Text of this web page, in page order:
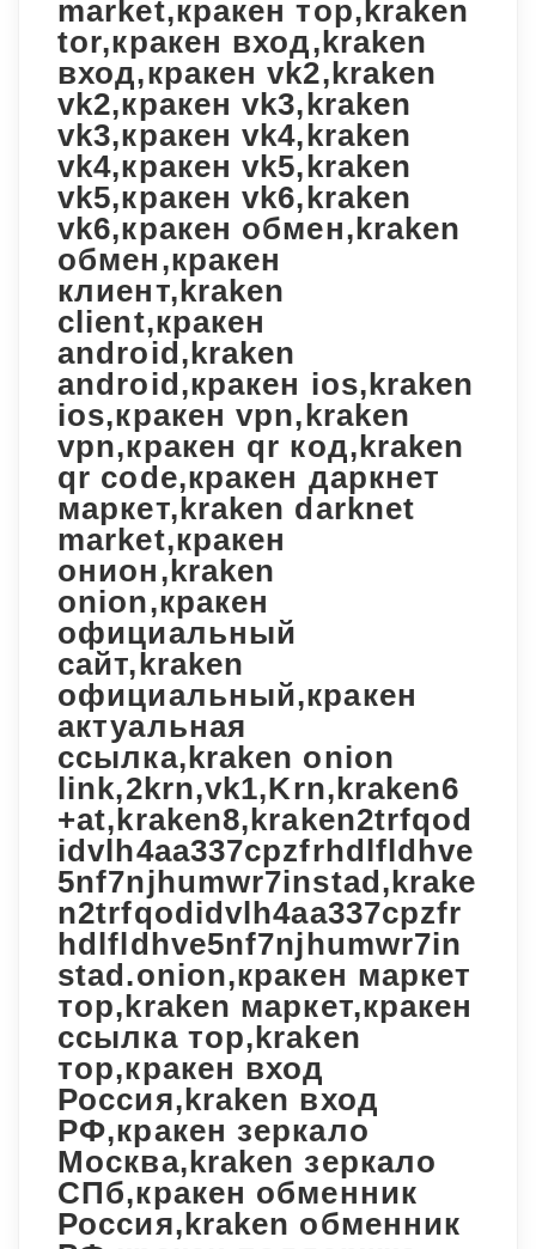
market,кракен тор,kraken
tor,кракен вход,kraken
вход,кракен vk2,kraken
vk2,кракен vk3,kraken
vk3,кракен vk4,kraken
vk4,кракен vk5,kraken
vk5,кракен vk6,kraken
vk6,кракен обмен,kraken
обмен,кракен
клиент,kraken
client,кракен
android,kraken
android,кракен ios,kraken
ios,кракен vpn,kraken
vpn,кракен qr код,kraken
qr code,кракен даркнет
маркет,kraken darknet
market,кракен
онион,kraken
onion,кракен
официальный
сайт,kraken
официальный,кракен
актуальная
ссылка,kraken onion
link,2krn,vk1,Krn,kraken6
+at,kraken8,kraken2trfqod
idvlh4aa337cpzfrhdlfldhve
5nf7njhumwr7instad,krake
n2trfqodidvlh4aa337cpzfr
hdlfldhve5nf7njhumwr7in
stad.onion,кракен маркет
тор,kraken маркет,кракен
ссылка тор,kraken
тор,кракен вход
Россия,kraken вход
РФ,кракен зеркало
Москва,kraken зеркало
СПб,кракен обменник
Россия,kraken обменник